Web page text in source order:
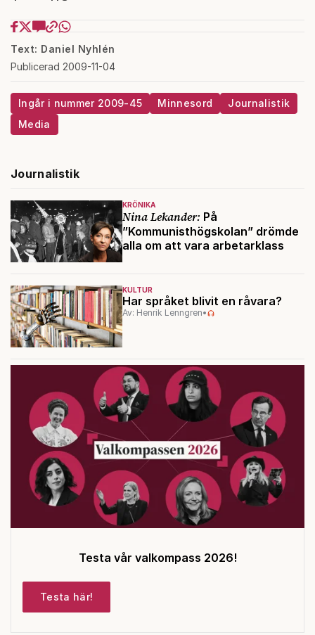
Text: Daniel Nyhlén
Publicerad 2009-11-04
Ingår i nummer 2009-45 Minnesord
Journalistik
Media
Journalistik
KRÖNIKA
Nina Lekander: På
”Kommunisthögskolan” drömde
alla om att vara arbetarklass
KULTUR
Har språket blivit en råvara?
Av: Henrik Lenngren•
Testa vår valkompass 2026!
Testa här!